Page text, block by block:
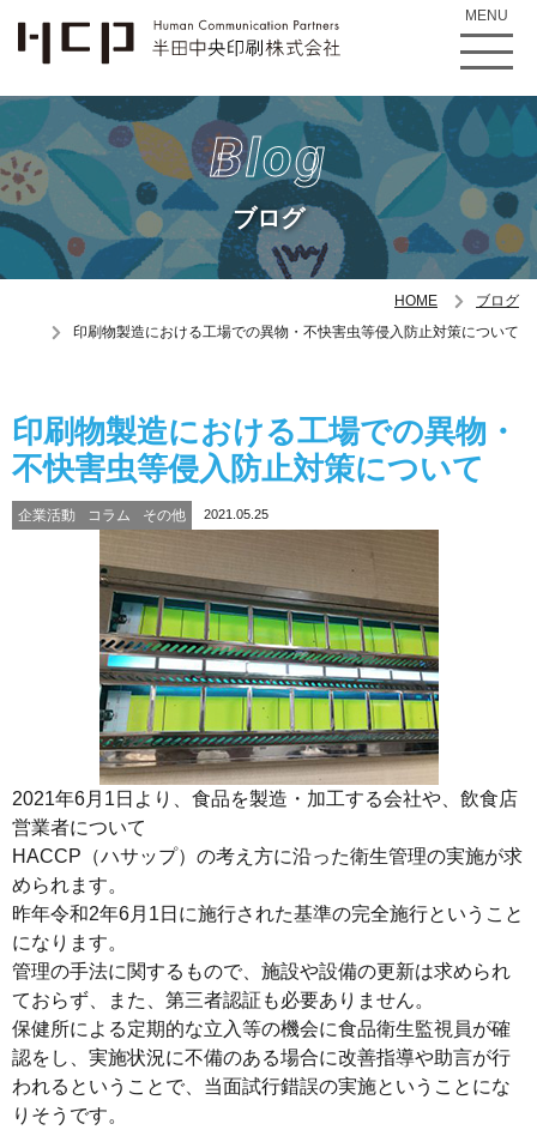
MENU
Blog
ブログ
HOME
ブログ
印刷物製造における工場での異物・不快害虫等侵入防止対策について
印刷物製造における工場での異物・
不快害虫等侵入防止対策について
企業活動 コラム その他 2021.05.25
2021年6月1日より、食品を製造・加工する会社や、飲食店
営業者について
HACCP（ハサップ）の考え方に沿った衛生管理の実施が求
められます。
昨年令和2年6月1日に施行された基準の完全施行ということ
になります。
管理の手法に関するもので、施設や設備の更新は求められ
ておらず、また、第三者認証も必要ありません。
保健所による定期的な立入等の機会に食品衛生監視員が確
認をし、実施状況に不備のある場合に改善指導や助言が行
われるということで、当面試行錯誤の実施ということにな
りそうです。